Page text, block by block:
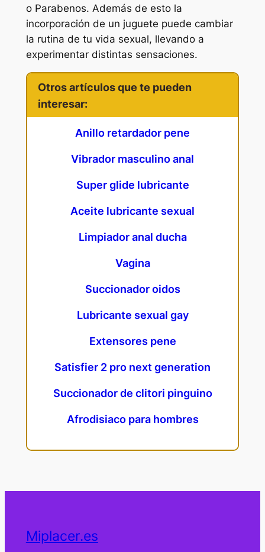
o Parabenos. Además de esto la
incorporación de un juguete puede cambiar
la rutina de tu vida sexual, llevando a
experimentar distintas sensaciones.
Otros artículos que te pueden
interesar:
Anillo retardador pene
Vibrador masculino anal
Super glide lubricante
Aceite lubricante sexual
Limpiador anal ducha
Vagina
Succionador oidos
Lubricante sexual gay
Extensores pene
Satisfier 2 pro next generation
Succionador de clitori pinguino
Afrodisiaco para hombres
Miplacer.es